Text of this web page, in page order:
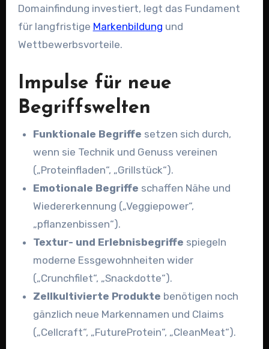
Domainfindung investiert, legt das Fundament
für langfristige Markenbildung und
Wettbewerbsvorteile.
Impulse für neue
Begriffswelten
Funktionale Begriffe setzen sich durch,
wenn sie Technik und Genuss vereinen
(„Proteinfladen“, „Grillstück“).
Emotionale Begriffe schaffen Nähe und
Wiedererkennung („Veggiepower“,
„pflanzenbissen“).
Textur- und Erlebnisbegriffe spiegeln
moderne Essgewohnheiten wider
(„Crunchfilet“, „Snackdotte“).
Zellkultivierte Produkte benötigen noch
gänzlich neue Markennamen und Claims
(„Cellcraft“, „FutureProtein“, „CleanMeat“).